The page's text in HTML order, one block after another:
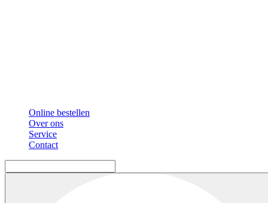
Online bestellen
Over ons
Service
Contact